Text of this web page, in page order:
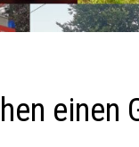
einen